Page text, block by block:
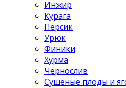
Инжир
Курага
Персик
Урюк
Финики
Хурма
Чернослив
Сушеные плоды и